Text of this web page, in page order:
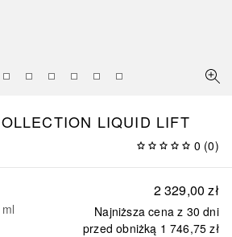
LIQUID LIFT
0 (0)
2 329,00 zł
Najniższa cena z 30 dni
przed obniżką 1 746,75 zł
ml